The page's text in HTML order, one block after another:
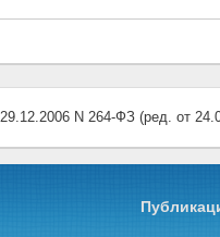
N 264-ФЗ (ред. от